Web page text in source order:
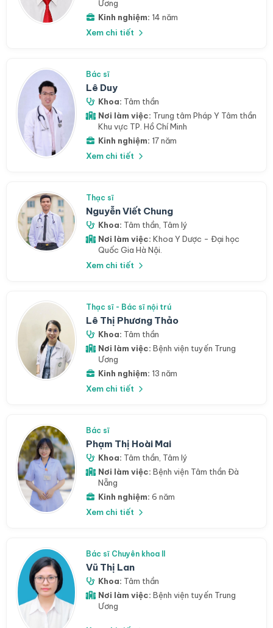
Ương
Kinh nghiệm: 14 năm
Xem chi tiết
Bác sĩ
Lê Duy
Khoa: Tâm thần
Nơi làm việc: Trung tâm Pháp Y Tâm thần
Khu vực TP. Hồ Chí Minh
Kinh nghiệm: 17 năm
Xem chi tiết
Thạc sĩ
Nguyễn Viết Chung
Khoa: Tâm thần Tâm lý
Nơi làm việc: Khoa Y Dược - Đại học
Quốc Gia Hà Nội.
Xem chi tiết
Thạc sĩ - Bác sĩ nội trú
Lê Thị Phương Thảo
Khoa: Tâm thần
Nơi làm việc: Bệnh viện tuyến Trung
Ương
Kinh nghiệm: 13 năm
Xem chi tiết
Bác sĩ
Phạm Thị Hoài Mai
Khoa: Tâm thần Tâm lý
Nơi làm việc: Bệnh viện Tâm thần Đà
Nẵng
Kinh nghiệm: 6 năm
Xem chi tiết
Bác sĩ Chuyên khoa II
Vũ Thị Lan
Khoa: Tâm thần
Nơi làm việc: Bệnh viện tuyến Trung
Ương